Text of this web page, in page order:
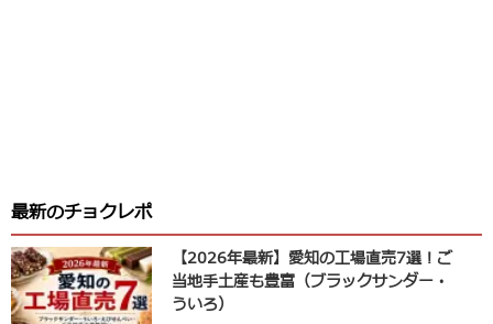
最新のチョクレポ
【2026年最新】愛知の工場直売7選！ご
当地手土産も豊富（ブラックサンダー・
ういろ）